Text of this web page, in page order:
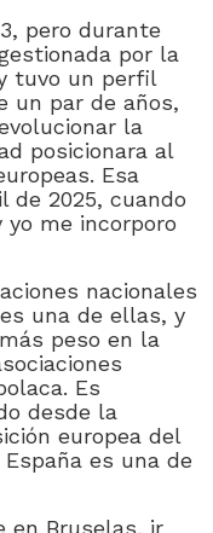
pero durante
por la
tuvo un perfil
un par de años,
la
posicionara al
Esa
de 2025, cuando
me incorporo
nacionales
una de ellas, y
peso en la
Es
desde la
europea del
es una de
en Bruselas, ir